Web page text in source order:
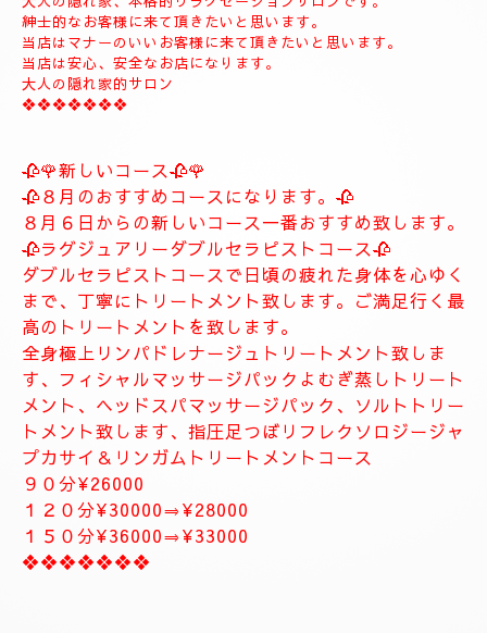
もてなしを一番に大切にしています。
お客様には質の高いトリートメント丁寧な接客、カウンセリング
を致します。
くつろげる空間の中で上質なトリートメントで心身共にリラック
スして頂き、ワンランク上のおもてなしで疲れた貴方様のお体を
丁寧なトリートメントで癒やします。
ナチュラルはお客様のお体と健康維持のメンテナスサロンを目指
します。
お客様に寄り添ったおもてなしを心がけております。
癒しとリラグゼーショントリートメントを高めていきます。
ナチュラルは完全プライベートトリートメントサロン貸し切りゆ
っくりトリートメント致します。
大人の隠れ家、本格的リラグゼーションサロンです。
紳士的なお客様に来て頂きたいと思います。
当店はマナーのいいお客様に来て頂きたいと思います。
当店は安心、安全なお店になります。
大人の隠れ家的サロン
❖❖❖❖❖❖❖
🥀🌹新しいコース🥀🌹
🥀８月のおすすめコースになります。🥀
８月６日からの新しいコース一番おすすめ致します。
🥀ラグジュアリーダブルセラピストコース🥀
ダブルセラピストコースで日頃の疲れた身体を心ゆく